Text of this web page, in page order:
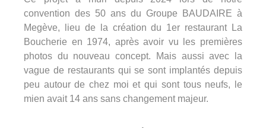
convention des 50 ans du Groupe BAUDAIRE à
Megève, lieu de la création du 1er restaurant La
Boucherie en 1974, après avoir vu les premières
photos du nouveau concept. Mais aussi avec la
vague de restaurants qui se sont implantés depuis
peu autour de chez moi et qui sont tous neufs, le
mien avait 14 ans sans changement majeur.